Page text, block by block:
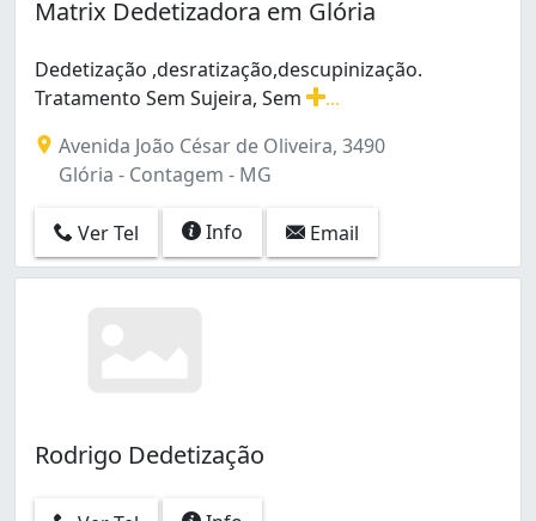
Matrix Dedetizadora em Glória
Dedetização ,desratização,descupinização.
Tratamento Sem Sujeira, Sem
Avenida João César de Oliveira, 3490
Glória - Contagem - MG
Ver Tel Info Email
Rodrigo Dedetização